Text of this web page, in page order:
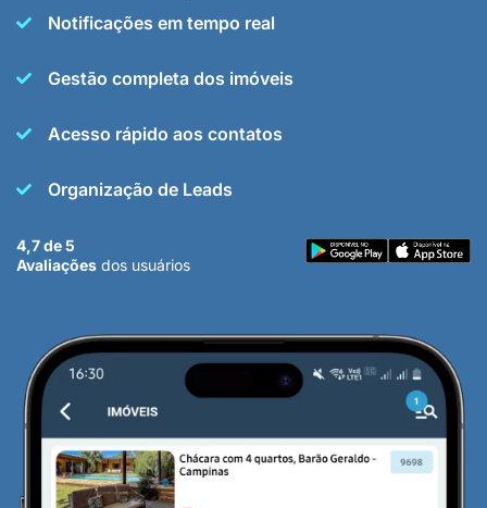
Notificações em tempo real
Gestão completa dos imóveis
Acesso rápido aos contatos
Organização de Leads
4,7 de 5
Avaliações dos usuários